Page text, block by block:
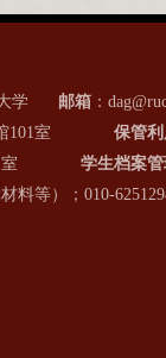
学 邮箱 ：
馆101室
保管
室
学生档案
料等）；010-